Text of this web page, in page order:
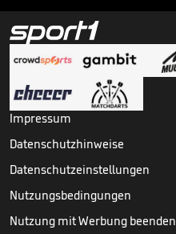
Impressum
Datenschutzhinweise
Datenschutzeinstellungen
Nutzungsbedingungen
Nutzung mit Werbung beenden